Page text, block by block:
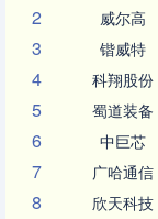
2 威尔高
3 锴威特
4 科翔股份
5 蜀道装备
6 中巨芯
7 广哈通信
8 欣天科技